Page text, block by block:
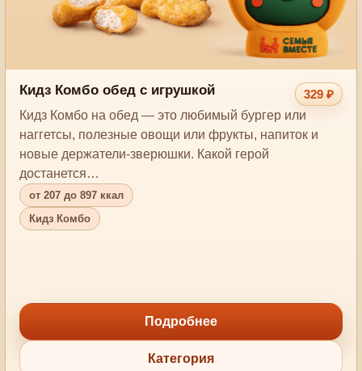
Кидз Комбо обед с игрушкой
329 ₽
Кидз Комбо на обед — это любимый бургер или
наггетсы, полезные овощи или фрукты, напиток и
новые держатели-зверюшки. Какой герой
достанется…
от 207 до 897 ккал
Кидз Комбо
Подробнее
Категория